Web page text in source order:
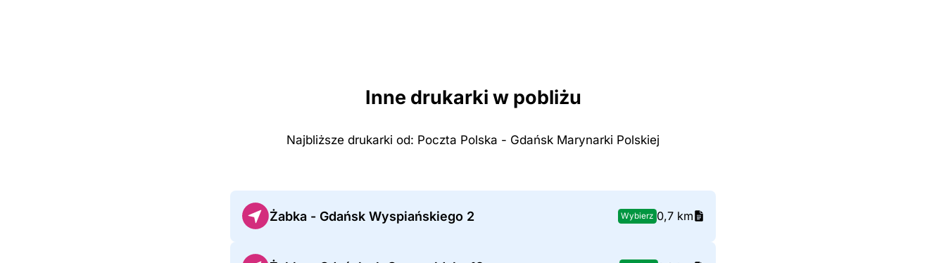
Inne drukarki w pobliżu
Najbliższe drukarki od: Poczta Polska - Gdańsk Marynarki Polskiej
Żabka - Gdańsk Wyspiańskiego 2 Wybierz 0,7 km